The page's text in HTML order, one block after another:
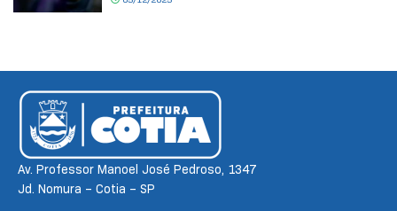
Av. Professor Manoel José Pedroso, 1347
Jd. Nomura – Cotia – SP